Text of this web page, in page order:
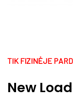
TIK FIZINĖJE
New